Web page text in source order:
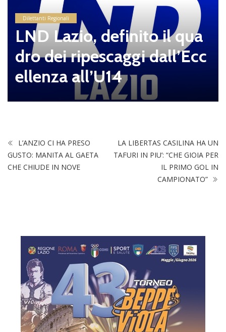
Dilettanti Regionali
LND Lazio, definito il qua
dro dei ripescaggi dall’Ecc
ellenza all’U14
L’ANZIO CI HA PRESO
GUSTO: MANITA AL GAETA
CHE CHIUDE IN NOVE
LA LIBERTAS CASILINA HA UN
TAFURI IN PIU’: “CHE GIOIA PER
IL PRIMO GOL IN
CAMPIONATO”